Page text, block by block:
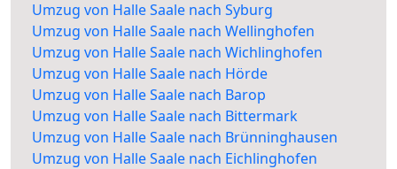
Umzug von Halle Saale nach Syburg
Umzug von Halle Saale nach Wellinghofen
Umzug von Halle Saale nach Wichlinghofen
Umzug von Halle Saale nach Hörde
Umzug von Halle Saale nach Barop
Umzug von Halle Saale nach Bittermark
Umzug von Halle Saale nach Brünninghausen
Umzug von Halle Saale nach Eichlinghofen